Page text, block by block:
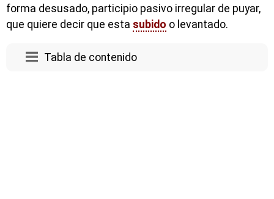
forma desusado, participio pasivo irregular de puyar,
que quiere decir que esta subido o levantado.
Tabla de contenido